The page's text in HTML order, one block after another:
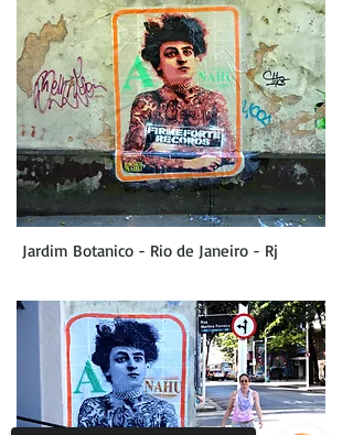
Jardim Botanico - Rio de Janeiro - Rj